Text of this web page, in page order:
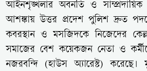
আইনশৃঙ্খলার অবনতি ও সাম্প্রদায়িক
আশঙ্কায় উত্তর প্রদেশ পুলিশ দ্রুত
কবরস্থান ও মসজিদকে নিজেদের
সমাজের বেশ কয়েকজন নেতা ও
নজরবন্দি (হাউস অ্যারেস্ট) করেছে।